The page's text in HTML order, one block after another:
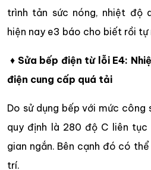
trình tản sức nóng, nhiệt độ
hiện nay e3 báo cho biết rồi tự
♦ Sửa bếp điện từ lỗi E4:
điện cung cấp quá tải
Do sử dụng bếp với mức công
quy định là 280 độ C liên
gian ngắn. Bên cạnh đó có
trí.